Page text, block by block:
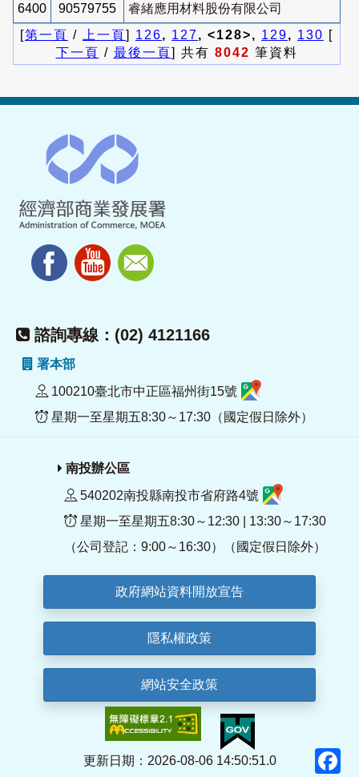
6400 90579755
睿緒應用材料股份有限公司
[第一頁 / 上一頁] 126, 127, <128>, 129, 130 [
下一頁 / 最後一頁] 共有 8042 筆資料
諮詢專線：(02) 4121166
署本部
100210臺北市中正區福州街15號
星期一至星期五8:30～17:30（國定假日除外）
南投辦公區
540202南投縣南投市省府路4號
星期一至星期五8:30～12:30 | 13:30～17:30
（公司登記：9:00～16:30）（國定假日除外）
政府網站資料開放宣告
隱私權政策
網站安全政策
更新日期：2026-08-06 14:50:51.0